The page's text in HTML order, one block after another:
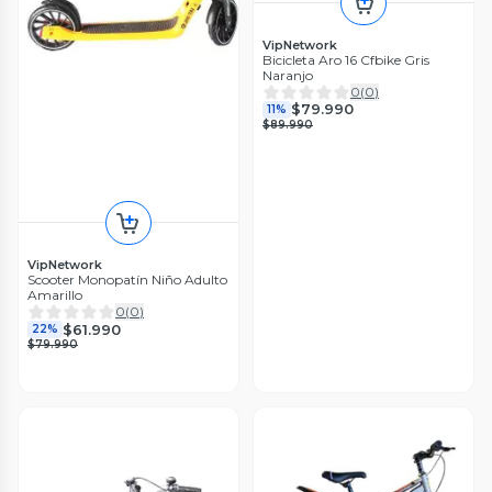
VipNetwork
Scooter Monopatín Niño Adulto
Amarillo
0(0)
22% $61.990
$79.990
VipNetwork
Bicicleta Aro 16 Cfbike Gris
Naranjo
0(0)
11% $79.990
$89.990